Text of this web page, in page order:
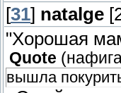
[31] natalge
"Хорошая
Quote (
вышла